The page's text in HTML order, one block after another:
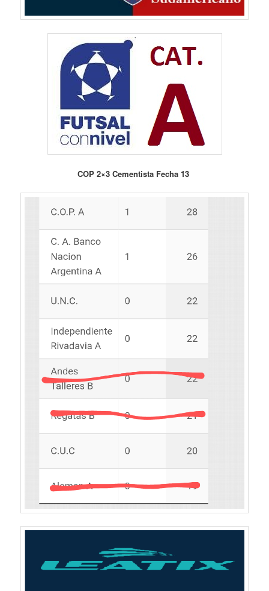
COP 2×3 Cementista Fecha 13